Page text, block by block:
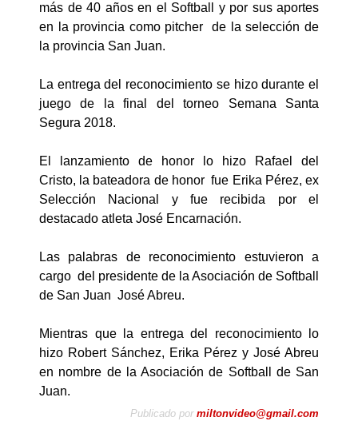
más de 40 años en el Softball y por sus aportes
en la provincia como pitcher de la selección de
la provincia San Juan.
La entrega del reconocimiento se hizo durante el
juego de la final del torneo Semana Santa
Segura 2018.
El lanzamiento de honor lo hizo Rafael del
Cristo, la bateadora de honor fue Erika Pérez, ex
Selección Nacional y fue recibida por el
destacado atleta José Encarnación.
Las palabras de reconocimiento estuvieron a
cargo del presidente de la Asociación de Softball
de San Juan José Abreu.
Mientras que la entrega del reconocimiento lo
hizo Robert Sánchez, Erika Pérez y José Abreu
en nombre de la Asociación de Softball de San
Juan.
Publicado por miltonvideo@gmail.com